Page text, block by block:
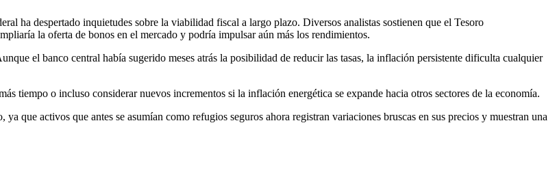
ha despertado inquietudes sobre la viabilidad fiscal a largo plazo. Diversos analistas sostienen que el Tesoro
la oferta de bonos en el mercado y podría impulsar aún más los rendimientos.
el banco central había sugerido meses atrás la posibilidad de reducir las tasas, la inflación persistente dificulta cualquier
tiempo o incluso considerar nuevos incrementos si la inflación energética se expande hacia otros sectores de la economía.
que activos que antes se asumían como refugios seguros ahora registran variaciones bruscas en sus precios y muestran una